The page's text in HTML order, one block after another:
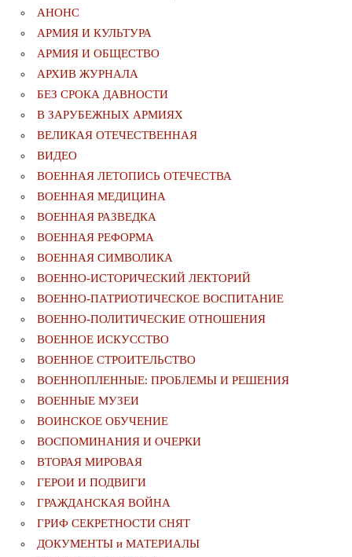
АНОНС
АРМИЯ И КУЛЬТУРА
АРМИЯ И ОБЩЕСТВО
АРХИВ ЖУРНАЛА
БЕЗ СРОКА ДАВНОСТИ
В ЗАРУБЕЖНЫХ АРМИЯХ
ВЕЛИКАЯ ОТЕЧЕСТВЕННАЯ
ВИДЕО
ВОЕННАЯ ЛЕТОПИСЬ ОТЕЧЕСТВА
ВОЕННАЯ МЕДИЦИНА
ВОЕННАЯ РАЗВЕДКА
ВОЕННАЯ РЕФОРМА
ВОЕННАЯ СИМВОЛИКА
ВОЕННО-ИСТОРИЧЕСКИЙ ЛЕКТОРИЙ
ВОЕННО-ПАТРИОТИЧЕСКОЕ ВОСПИТАНИЕ
ВОЕННО-ПОЛИТИЧЕСКИE ОТНОШЕНИЯ
ВОЕННОЕ ИСКУССТВО
ВОЕННОЕ СТРОИТЕЛЬСТВО
ВОЕННОПЛЕННЫЕ: ПРОБЛЕМЫ И РЕШЕНИЯ
ВОЕННЫЕ МУЗЕИ
ВОИНСКОЕ ОБУЧЕНИЕ
ВОСПОМИНАНИЯ И ОЧЕРКИ
ВТОРАЯ МИРОВАЯ
ГЕРОИ И ПОДВИГИ
ГРАЖДАНСКАЯ ВОЙНА
ГРИФ СЕКРЕТНОСТИ СНЯТ
ДОКУМЕНТЫ и МАТЕРИАЛЫ